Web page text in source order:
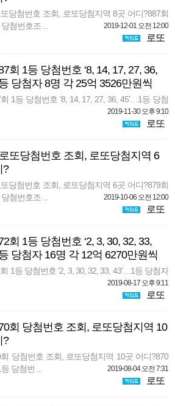
당첨번호 조회, 로또당첨지역 8곳 어디?887회
첨번호조 ...
2019-12-01 오전 12:00
로또
회 1등 당첨번호 ‘8, 14, 17, 27, 36,
당첨자 8명 각 25억 3526만원씩
1등 당첨번호 ‘8, 14, 17, 27, 36, 45’…1등 당첨
2019-11-30 오후 9:10
로또
또당첨번호 조회, 로또당첨지역 6
?
당첨번호 조회, 로또당첨지역 6곳 어디?879회
첨번호조 ...
2019-10-06 오전 12:00
로또
회 1등 당첨번호 ‘2, 3, 30, 32, 33,
당첨자 16명 각 12억 6270만원씩
1등 당첨번호 ‘2, 3, 30, 32, 33, 43’…1등 당첨자
2019-08-17 오후 9:11
로또
회 당첨번호 조회, 로또당첨지역 10
?
당첨번호 조회, 로또당첨지역 10곳 어디?870
당첨번 ...
2019-08-04 오전 7:31
로또